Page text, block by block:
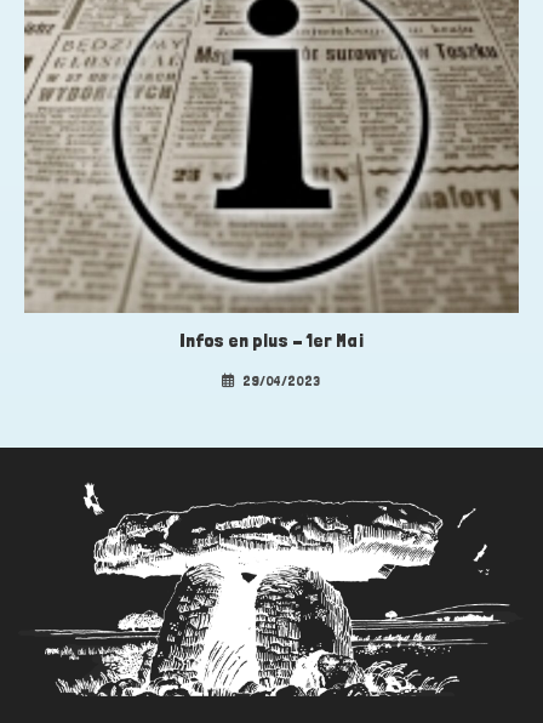
Infos en plus – 1er Mai
29/04/2023